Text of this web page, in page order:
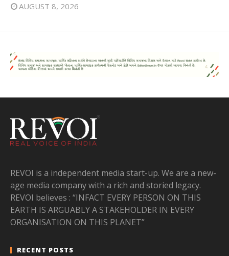
AUGUST 8, 2026
REVOI is a independent media start-up. We are a new-
age media company with a rich and storied legacy.
REVOI believes : “INFACT EVERY PERSON ON THIS
EARTH IS ARGUABLY A STAKEHOLDER IN EVERY
ORGANISATION ON THIS PLANET”
RECENT POSTS